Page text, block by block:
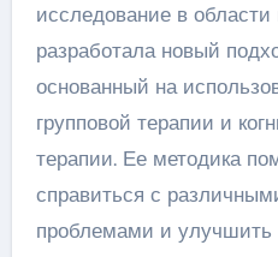
исследование в
разработала новый
основанный на
групповой терапии и
терапии. Ее методика
справиться с
проблемами и улучшить